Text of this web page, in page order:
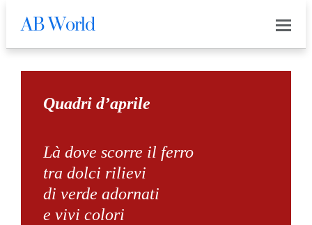
AB World
Quadri d’aprile
Là dove scorre il ferro
tra dolci rilievi
di verde adornati
e vivi colori